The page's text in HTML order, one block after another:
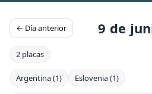
← Día anterior 9 de
2 placas
Argentina (1) Eslovenia (1)